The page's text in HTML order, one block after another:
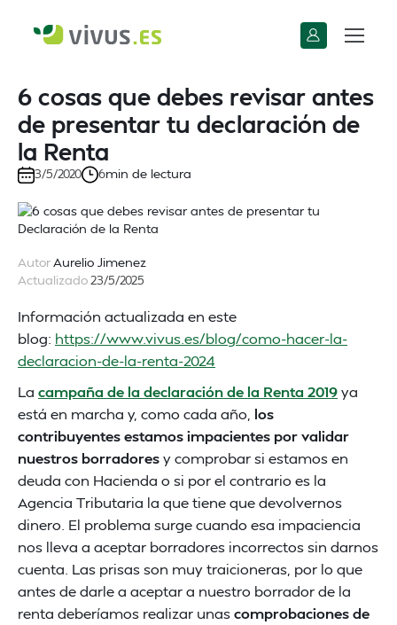
6 cosas que debes revisar antes
de presentar tu declaración de
la Renta
3/5/2020 6min de lectura
AutorAurelio Jimenez
Actualizado23/5/2025
Información actualizada en este
blog: https://www.vivus.es/blog/como-hacer-la-
declaracion-de-la-renta-2024
La campaña de la declaración de la Renta 2019ya
está en marcha y, como cada año, los
contribuyentes estamos impacientes por validar
nuestros borradoresy comprobar si estamos en
deuda con Hacienda o si por el contrario es la
Agencia Tributaria la que tiene que devolvernos
dinero. El problema surge cuando esa impaciencia
nos lleva a aceptar borradores incorrectos sin darnos
cuenta. Las prisas son muy traicioneras, por lo que
antes de darle a aceptar a nuestro borrador de la
renta deberíamos realizar unascomprobaciones de